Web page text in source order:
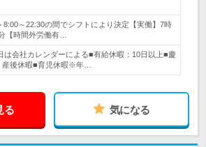
8:00～22:30の間でシフトにより決定【実働】7時
【時間外労働有…
は会社カレンダーによる■有給休暇：10日以上■慶
産後休暇■育児休暇※年…
る 気になる